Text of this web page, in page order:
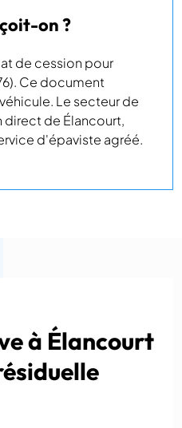
on ?
de cession pour
Ce document
Le secteur de
direct de Élancourt,
d'épaviste agréé.
à Élancourt